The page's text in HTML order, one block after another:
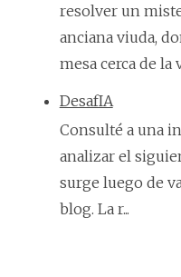
resolver un
anciana viuda,
mesa cerca de la
DesafIA
Consulté a una
analizar el
surge luego de
blog. La r...